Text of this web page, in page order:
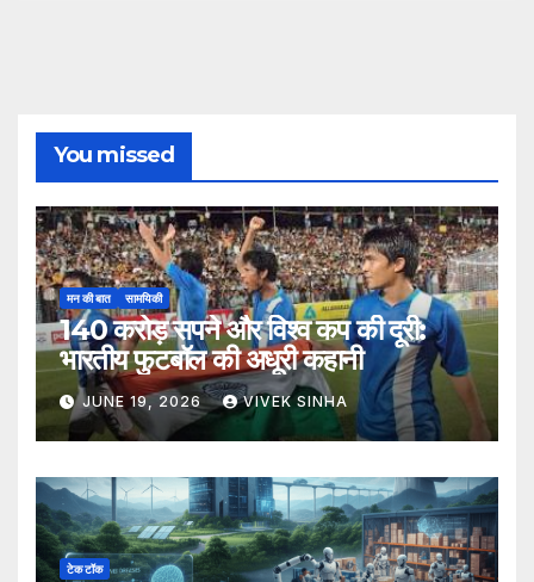
You missed
मन की बात सामयिकी
140 करोड़ सपने और विश्व कप की दूरी:
भारतीय फुटबॉल की अधूरी कहानी
JUNE 19, 2026 VIVEK SINHA
टेक टॉक